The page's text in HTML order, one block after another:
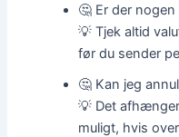
🤔 Er der
💡 Tjek altid
før du sender
🤔 Kan jeg
💡 Det
muligt, hvis